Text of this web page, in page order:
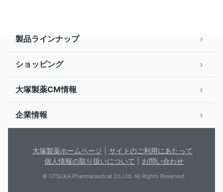
製品ラインナップ
ショッピング
大塚製薬CM情報
企業情報
大塚製薬ホームページ
サイトのご利用にあたって
個人情報の取り扱いについて
お問い合わせ
© OTSUKA Pharmaceutical Co.Ltd. All Rights Reserved.